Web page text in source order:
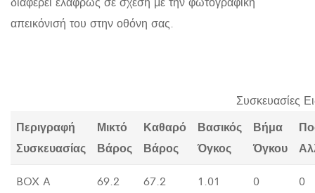
απεικόνισή του στην οθόνη σας.
Συσκευασίες
Περιγραφή
Συσκευασίας
Μικτό
Βάρος
Καθαρό
Βάρος
Βασικός
Όγκος
Βήμα
Όγκου
BOX A 69.2 67.2 1.01 0 0